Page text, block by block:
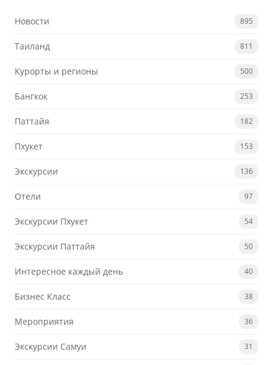
Новости 895
Таиланд 811
Курорты и регионы 500
Бангкок 253
Паттайя 182
Пхукет 153
Экскурсии 136
Отели 97
Экскурсии Пхукет 54
Экскурсии Паттайя 50
Интересное каждый день 40
Бизнес Класс 38
Мероприятия 36
Экскурсии Самуи 31